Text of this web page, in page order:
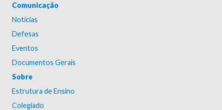
Comunicação
Notícias
Defesas
Eventos
Documentos Gerais
Sobre
Estrutura de Ensino
Colegiado